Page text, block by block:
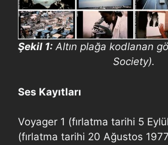
Şekil 1: Altın plağa kodlanan
Society).
Ses Kayıtları
Voyager 1 (fırlatma tarihi 5
(fırlatma tarihi 20 Ağustos